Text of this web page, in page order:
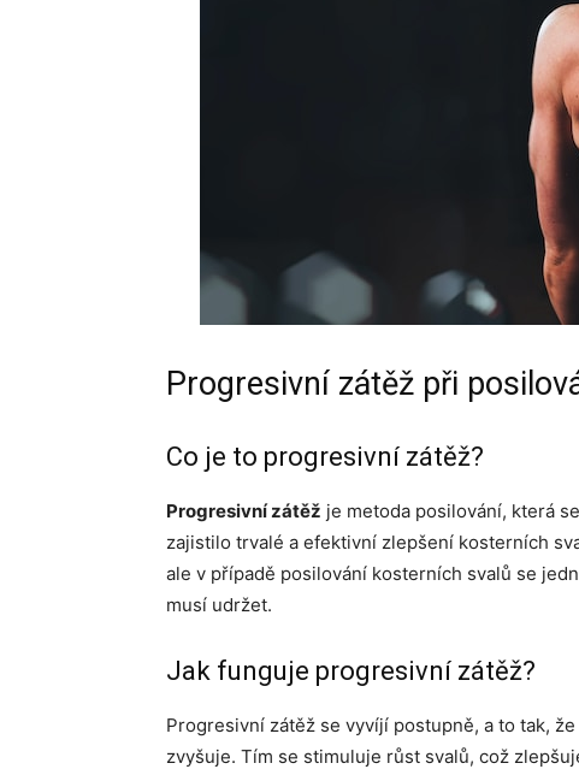
Progresivní zátěž při
Co je to progresivní zátěž?
Progresivní zátěž je metoda posilování, která
zajistilo trvalé a efektivní zlepšení kosterních
ale v případě posilování kosterních svalů se
musí udržet.
Jak funguje progresivní zátěž?
Progresivní zátěž se vyvíjí postupně, a to tak,
zvyšuje. Tím se stimuluje růst svalů, což